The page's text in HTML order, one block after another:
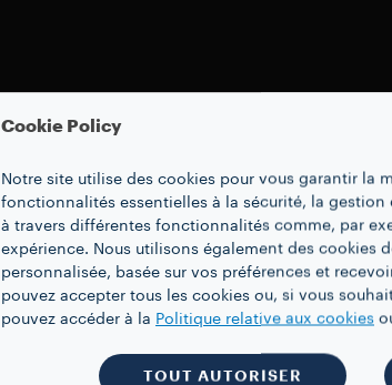
Cookie Policy
Notre site utilise des cookies pour vous garantir la
fonctionnalités essentielles à la sécurité, la gestion
à travers différentes fonctionnalités comme, par
expérience. Nous utilisons également des cookies
personnalisée, basée sur vos préférences et
pouvez accepter tous les cookies ou, si vous
pouvez accéder à la Politique relative aux cookies
TOUT AUTORISER